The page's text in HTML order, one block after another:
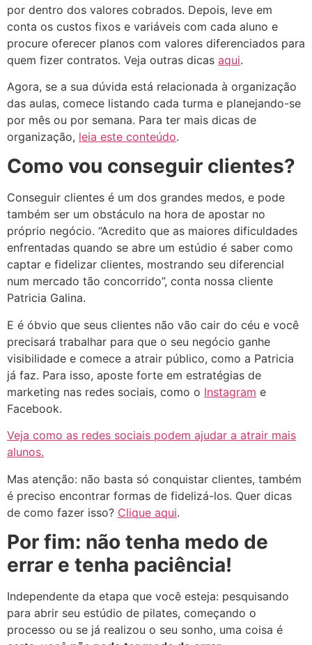
por dentro dos valores cobrados. Depois, leve em
conta os custos fixos e variáveis com cada aluno e
procure oferecer planos com valores diferenciados para
quem fizer contratos. Veja outras dicas aqui.
Agora, se a sua dúvida está relacionada à organização
das aulas, comece listando cada turma e planejando-se
por mês ou por semana. Para ter mais dicas de
organização, leia este conteúdo.
Como vou conseguir clientes?
Conseguir clientes é um dos grandes medos, e pode
também ser um obstáculo na hora de apostar no
próprio negócio. “Acredito que as maiores dificuldades
enfrentadas quando se abre um estúdio é saber como
captar e fidelizar clientes, mostrando seu diferencial
num mercado tão concorrido”, conta nossa cliente
Patricia Galina.
E é óbvio que seus clientes não vão cair do céu e você
precisará trabalhar para que o seu negócio ganhe
visibilidade e comece a atrair público, como a Patricia
já faz. Para isso, aposte forte em estratégias de
marketing nas redes sociais, como o Instagram e
Facebook.
Veja como as redes sociais podem ajudar a atrair mais
alunos.
Mas atenção: não basta só conquistar clientes, também
é preciso encontrar formas de fidelizá-los. Quer dicas
de como fazer isso? Clique aqui.
Por fim: não tenha medo de
errar e tenha paciência!
Independente da etapa que você esteja: pesquisando
para abrir seu estúdio de pilates, começando o
processo ou se já realizou o seu sonho, uma coisa é